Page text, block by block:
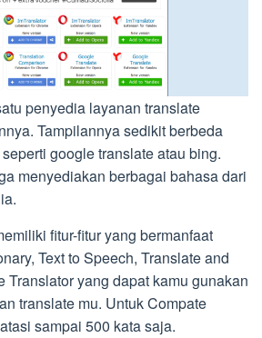
penyedia layanan translate
Tampilannya sedikit berbeda
google translate atau bing.
menyediakan berbagai bahasa dari
fitur-fitur yang bermanfaat
Text to Speech, Translate and
Translator yang dapat kamu gunakan
translate mu. Untuk Compate
sampai 500 kata saja.